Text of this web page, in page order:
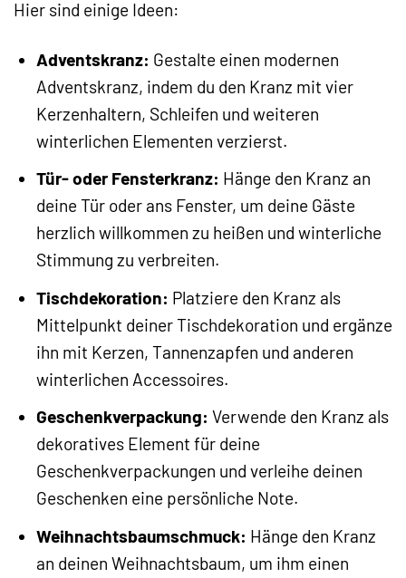
Hier sind einige Ideen:
Adventskranz: Gestalte einen modernen
Adventskranz, indem du den Kranz mit vier
Kerzenhaltern, Schleifen und weiteren
winterlichen Elementen verzierst.
Tür- oder Fensterkranz: Hänge den Kranz an
deine Tür oder ans Fenster, um deine Gäste
herzlich willkommen zu heißen und winterliche
Stimmung zu verbreiten.
Tischdekoration: Platziere den Kranz als
Mittelpunkt deiner Tischdekoration und ergänze
ihn mit Kerzen, Tannenzapfen und anderen
winterlichen Accessoires.
Geschenkverpackung: Verwende den Kranz als
dekoratives Element für deine
Geschenkverpackungen und verleihe deinen
Geschenken eine persönliche Note.
Weihnachtsbaumschmuck: Hänge den Kranz
an deinen Weihnachtsbaum, um ihm einen